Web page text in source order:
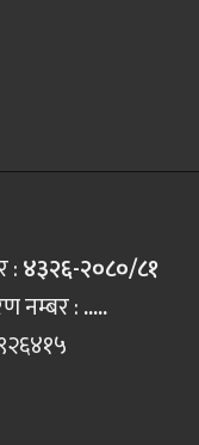
:४३२६-२०८०/८१
नम्बर :.....